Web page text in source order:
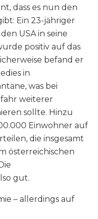
dass es nun den
Ein 23-jähriger
USA in seine
positiv auf das
befand er
in
was bei
weiterer
sollte. Hinzu
Einwohner auf
die insgesamt
österreichischen
gut.
– allerdings auf